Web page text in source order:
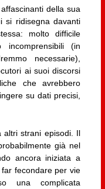
della sua
si ridisegna davanti
molto difficile
incomprensibili (in
necessarie),
ai suoi discorsi
che avrebbero
su dati precisi,
altri strani episodi. Il
già nel
ancora iniziata a
fecondare per vie
una complicata